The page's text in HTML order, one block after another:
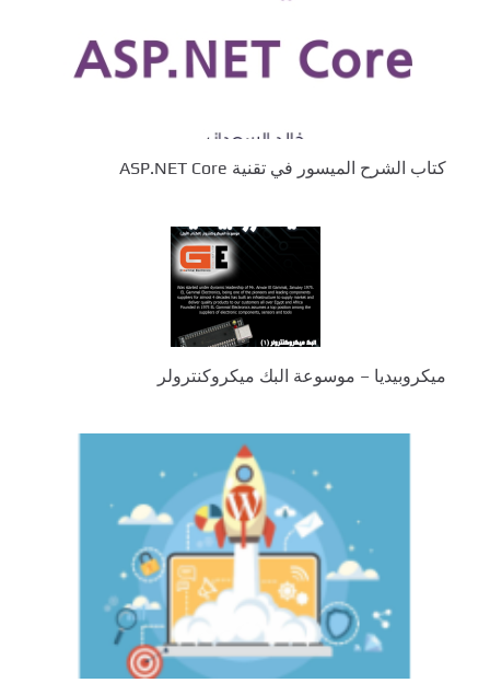
كتاب الشرح الميسور في تقنية ASP.NET Core
ميكروبيديا – موسوعة البك ميكروكنترولر